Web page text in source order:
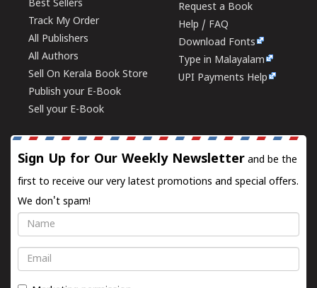
Best Sellers
Track My Order
All Publishers
All Authors
Sell On Kerala Book Store
Publish your E-Book
Sell your E-Book
Request a Book
Help / FAQ
Download Fonts
Type in Malayalam
UPI Payments Help
Sign Up for Our Weekly Newsletter and be the
first to receive our very latest promotions and special offers.
We don't spam!
Name
Email